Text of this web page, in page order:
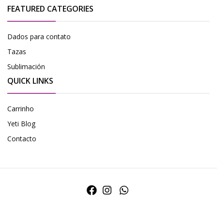
FEATURED CATEGORIES
Dados para contato
Tazas
Sublimación
QUICK LINKS
Carrinho
Yeti Blog
Contacto